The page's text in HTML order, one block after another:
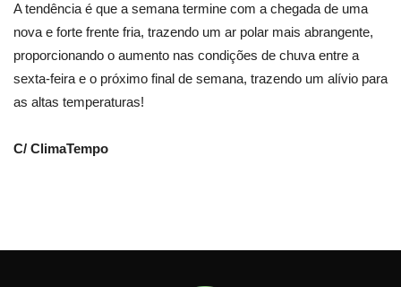
A tendência é que a semana termine com a chegada de uma
nova e forte frente fria, trazendo um ar polar mais abrangente,
proporcionando o aumento nas condições de chuva entre a
sexta-feira e o próximo final de semana, trazendo um alívio para
as altas temperaturas!
C/ ClimaTempo